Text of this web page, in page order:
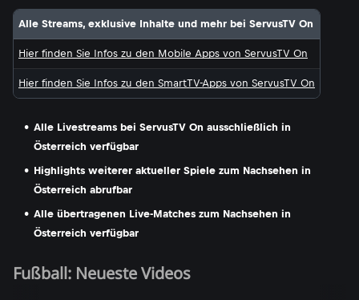
Alle Streams, exklusive Inhalte und mehr bei ServusTV On
Hier finden Sie Infos zu den Mobile Apps von ServusTV On
Hier finden Sie Infos zu den SmartTV-Apps von ServusTV On
Alle Livestreams bei ServusTV On ausschließlich in
Österreich verfügbar
Highlights weiterer aktueller Spiele zum Nachsehen in
Österreich abrufbar
Alle übertragenen Live-Matches zum Nachsehen in
Österreich verfügbar
Fußball: Neueste Videos